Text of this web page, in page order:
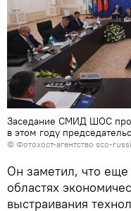
Заседание СМИД ШОС
в этом году
© Фотохост-агентство sco-
Он заметил, что
областях
выстраивания